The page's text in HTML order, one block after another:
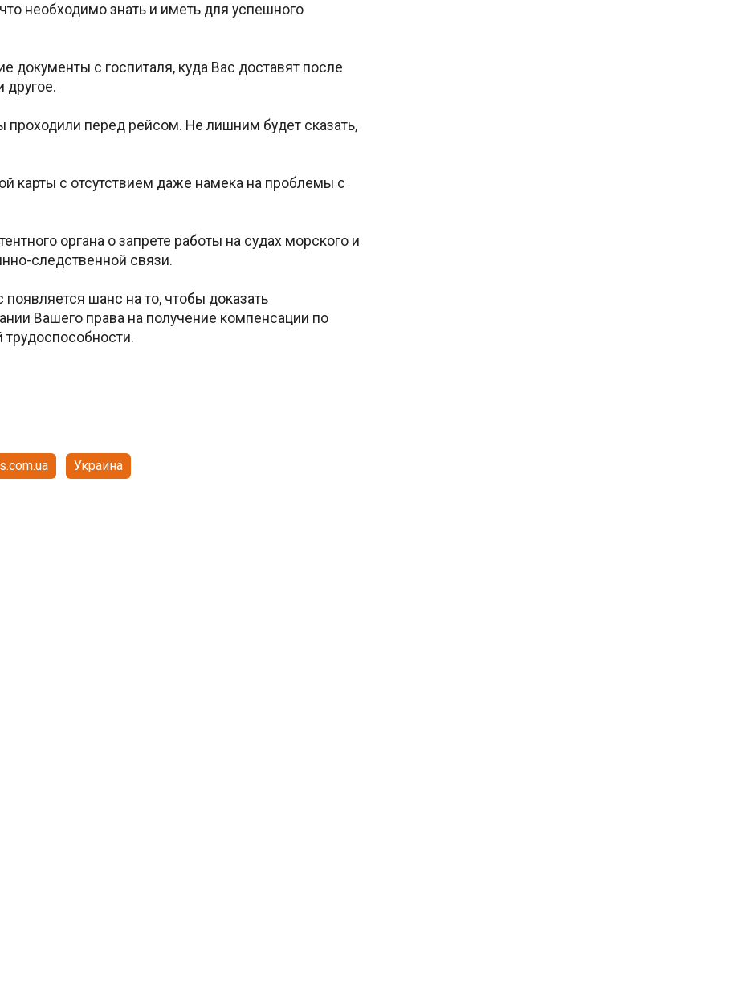
необходимо знать и иметь для успешного
документы с госпиталя, куда Вас доставят после
другое.
перед рейсом. Не лишним будет сказать,
карты с отсутствием даже намека на проблемы с
органа о запрете работы на судах морского и
следственной связи.
появляется шанс на то, чтобы доказать
Вашего права на получение компенсации по
трудоспособности.
Украина